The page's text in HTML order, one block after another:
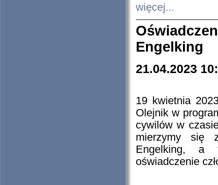
więcej...
Engelking
21.04.2023
19 kwietnia
Olejnik w
cywilów w
mierzymy się
Engelking, a
oświadczenie